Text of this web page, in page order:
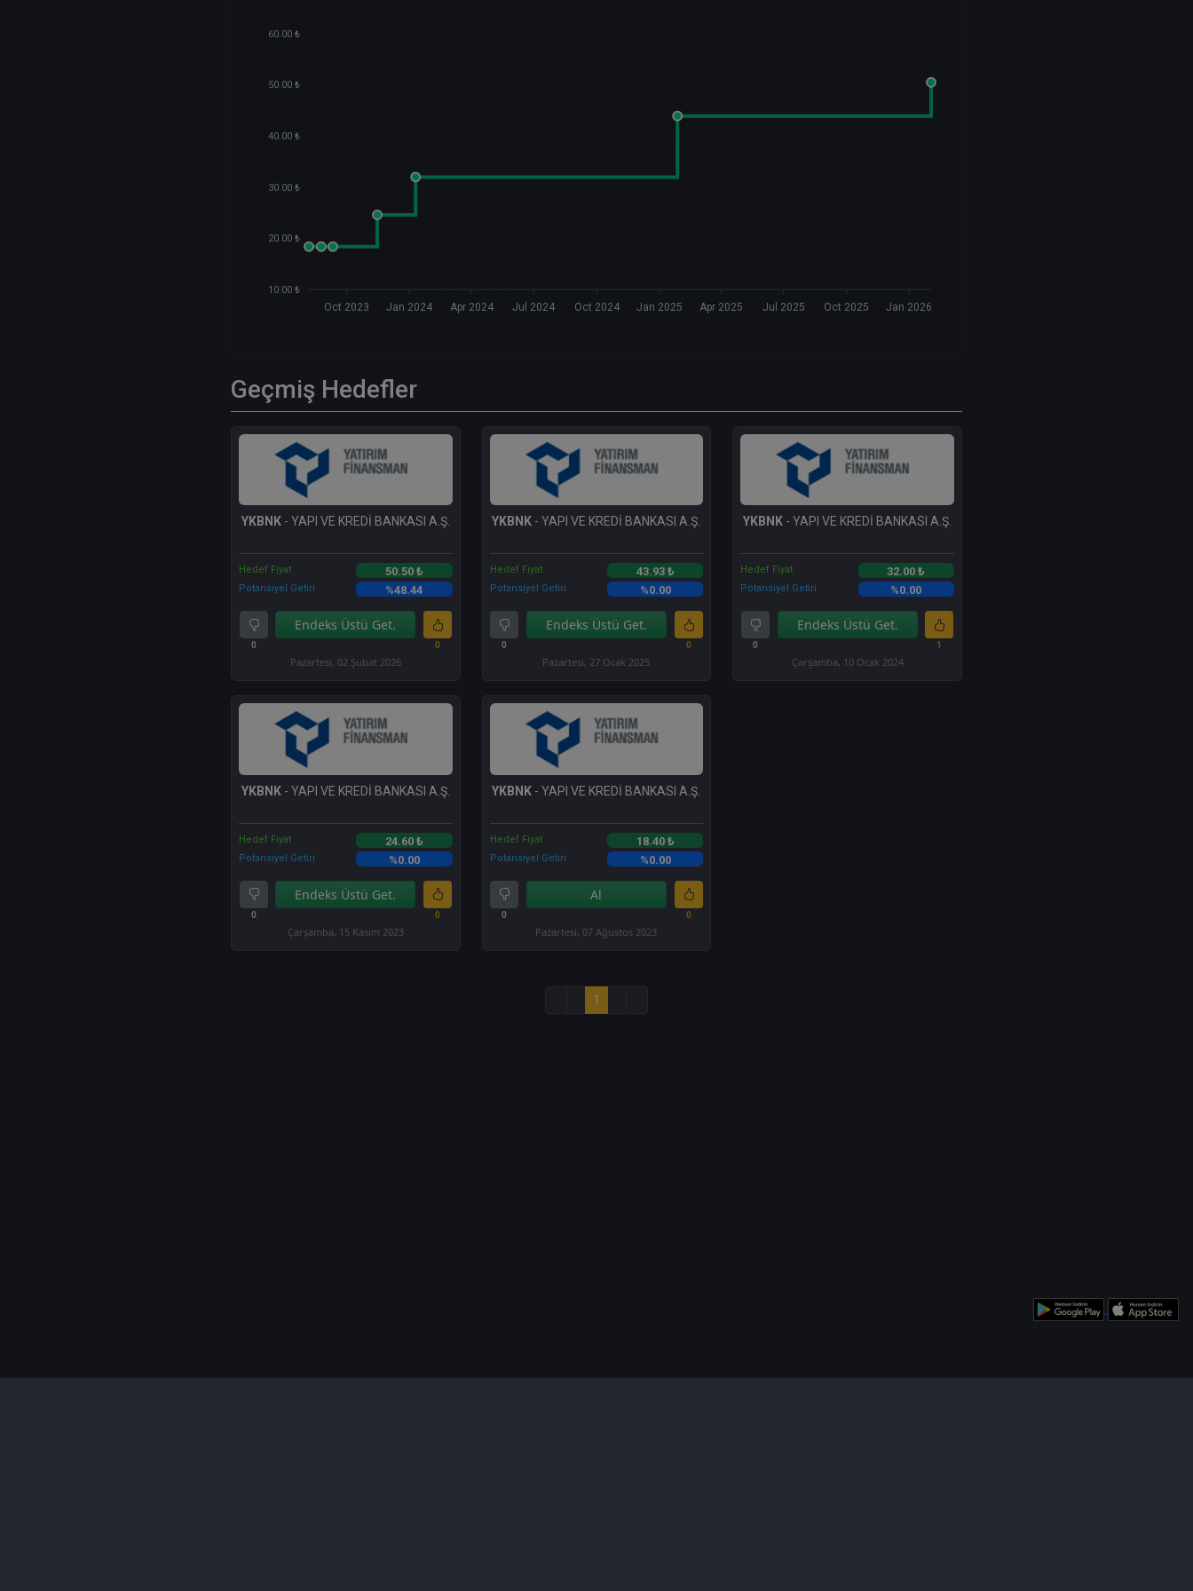
60.00 ₺
50.00 ₺
40.00 ₺
30.00 ₺
20.00 ₺
10.00 ₺
Oct 2023 Jan 2024 Apr 2024 Jul 2024 Oct 2024 Jan 2025 Apr 2025 Jul 2025 Oct 2025 Jan 2026
Geçmiş Hedefler
YKBNK- YAPI VE KREDİ BANKASI A.Ş.
Hedef Fiyat 50.50 ₺
Potansiyel Getiri %48.44
0
Endeks Üstü Get.
0
Pazartesi, 02 Şubat 2026
YKBNK - YAPI VE KREDİ BANKASI A.Ş.
Hedef Fiyat 43.93 ₺
Potansiyel Getiri %0.00
0
Endeks Üstü Get.
0
Pazartesi, 27 Ocak 2025
YKBNK - YAPI VE KREDİ BANKASI A.Ş.
Hedef Fiyat 32.00 ₺
Potansiyel Getiri %0.00
0
Endeks Üstü Get.
1
Çarşamba, 10 Ocak 2024
YKBNK- YAPI VE KREDİ BANKASI A.Ş.
Hedef Fiyat 24.60 ₺
Potansiyel Getiri %0.00
0
Endeks Üstü Get.
0
Çarşamba, 15 Kasım 2023
YKBNK - YAPI VE KREDİ BANKASI A.Ş.
Hedef Fiyat 18.40 ₺
Potansiyel Getiri %0.00
0
Al
0
Pazartesi, 07 Ağustos 2023
1